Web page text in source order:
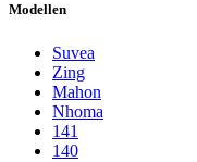
Modellen
Suvea
Zing
Mahon
Nhoma
141
140